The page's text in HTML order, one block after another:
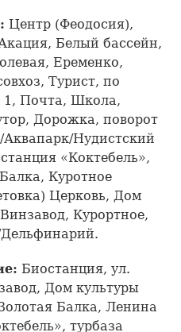
Центр (Феодосия),
Белый бассейн,
Еременко,
Турист, по
1, Почта, Школа,
Дорожка, поворот
Нудистский
«Коктебель»,
Куротное
Церковь, Дом
Курортное,
Биостанция, ул.
Дом культуры
Балка, Ленина
турбаза